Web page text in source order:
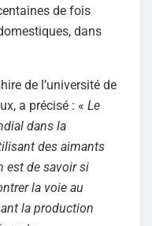
de fois
dans
de l’université de
a précisé : « Le
dans la
des aimants
est de savoir si
la voie au
la production